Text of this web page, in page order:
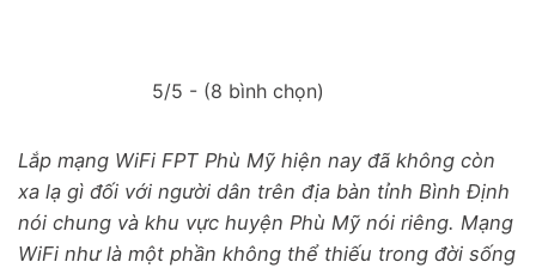
5/5 - (8 bình chọn)
Lắp mạng WiFi FPT Phù Mỹ hiện nay đã không còn
xa lạ gì đối với người dân trên địa bàn tỉnh Bình Định
nói chung và khu vực huyện Phù Mỹ nói riêng. Mạng
WiFi như là một phần không thể thiếu trong đời sống